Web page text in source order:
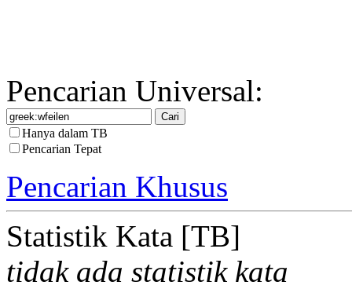
Pencarian Universal:
Hanya dalam TB
Pencarian Tepat
Pencarian Khusus
Statistik Kata [TB]
tidak ada statistik kata